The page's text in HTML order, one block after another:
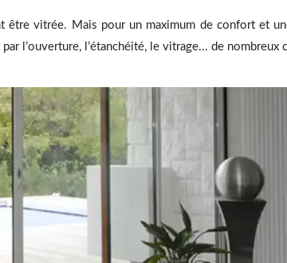
vitrée. Mais pour un maximum de confort et
l’ouverture, l’étanchéité, le vitrage... de